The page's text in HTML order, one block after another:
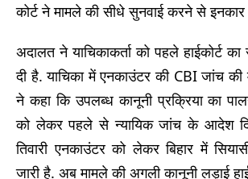
कोर्ट ने मामले की सीधे सुनवाई करने से इनकार
अदालत ने याचिकाकर्ता को पहले हाईकोर्ट
दी है. याचिका में एनकाउंटर की CBI जांच की
ने कहा कि उपलब्ध कानूनी प्रक्रिया का
को लेकर पहले से न्यायिक जांच के आदेश
तिवारी एनकाउंटर को लेकर बिहार में
जारी है. अब मामले की अगली कानूनी लड़ाई